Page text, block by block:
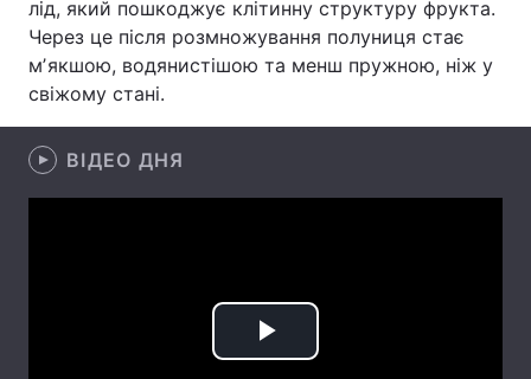
Здоров'я Туризм
Цікавинки Погода
Екологія
Лонгріди
лід, який пошкоджує клітинну структуру фрукта.
Через це після розмножування полуниця стає
мʼякшою, водянистішою та менш пружною, ніж у
свіжому стані.
ВІДЕО ДНЯ
Play